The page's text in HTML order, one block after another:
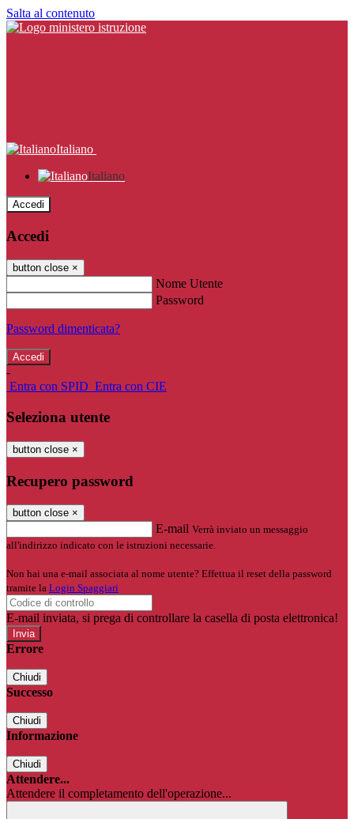
Salta al contenuto
Italiano
Italiano
Accedi
Accedi
button close ×
Nome Utente
Password
Password dimenticata?
-
Entra con SPID Entra con CIE
Seleziona utente
button close ×
Recupero password
button close ×
E-mail Verrà inviato un messaggio
all'indirizzo indicato con le istruzioni necessarie.
Non hai una e-mail associata al nome utente? Effettua il reset della password
tramite la Login Spaggiari
E-mail inviata, si prega di controllare la casella di posta elettronica!
Errore
Chiudi
Successo
Chiudi
Informazione
Chiudi
Attendere...
Attendere il completamento dell'operazione...